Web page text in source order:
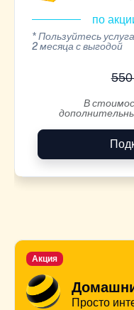
по
* Пользуйтесь
2 месяца с выгодой
550
В
Просто
Акция